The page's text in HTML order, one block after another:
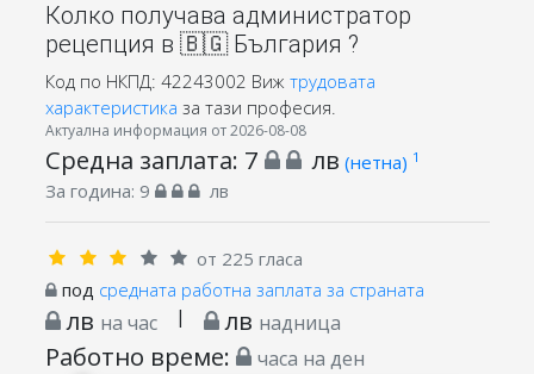
Колко получава администратор
рецепция в 🇧🇬 България ?
Код по НКПД: 42243002 Виж трудовата
характеристика за тази професия.
Актуална информация от 2026-08-08
Средна заплата: 7 лв (нетна) 1
За година: 9 лв
от 225 гласа
под средната работна заплата за страната
лв на час | лв надница
Работно време: часа на ден